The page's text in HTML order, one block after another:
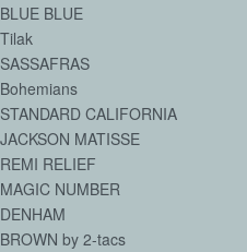
BLUE BLUE
Tilak
SASSAFRAS
Bohemians
STANDARD CALIFORNIA
JACKSON MATISSE
REMI RELIEF
MAGIC NUMBER
DENHAM
BROWN by 2-tacs